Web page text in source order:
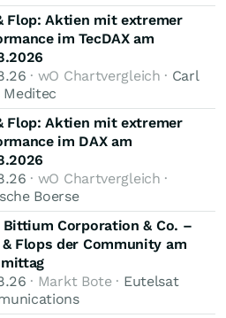
Flop: Aktien mit extremer
im TecDAX am
· wO Chartvergleich · Carl
Meditec
Flop: Aktien mit extremer
im DAX am
· wO Chartvergleich ·
Boerse
Bittium Corporation & Co. –
& Flops der Community am
· Markt Bote · Eutelsat